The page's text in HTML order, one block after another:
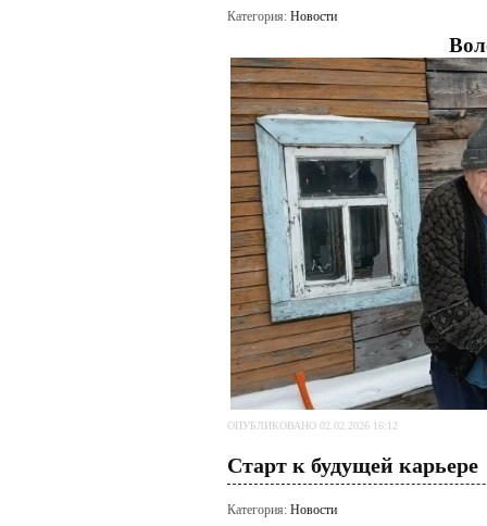
Категория: Новости
ОПУБЛИКОВАНО 02.02.2026 16:12
Старт к будущей карьере
Категория: Новости